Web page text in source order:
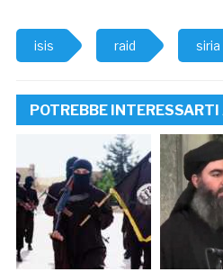
isis raid siria
POTREBBE INTERESSARTI